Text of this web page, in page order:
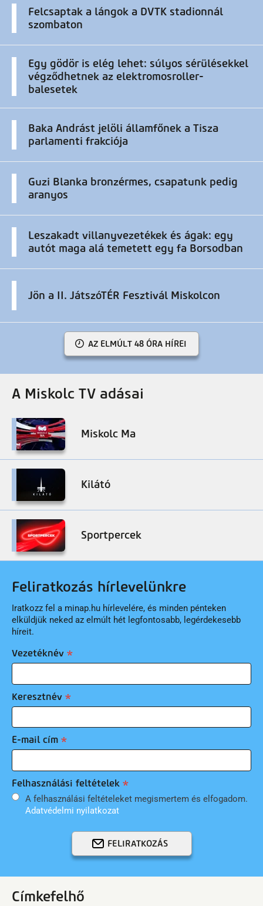
Felcsaptak a lángok a DVTK stadionnál
szombaton
Egy gödör is elég lehet: súlyos sérülésekkel
végződhetnek az elektromosroller-
balesetek
Baka Andrást jelöli államfőnek a Tisza
parlamenti frakciója
Guzi Blanka bronzérmes, csapatunk pedig
aranyos
Leszakadt villanyvezetékek és ágak: egy
autót maga alá temetett egy fa Borsodban
Jön a II. JátszóTÉR Fesztivál Miskolcon
AZ ELMÚLT 48 ÓRA HÍREI
A Miskolc TV adásai
Miskolc Ma
Kilátó
Sportpercek
Feliratkozás hírlevelünkre
Iratkozz fel a minap.hu hírlevelére, és minden pénteken
elküldjük neked az elmúlt hét legfontosabb, legérdekesebb
híreit.
Vezetéknév
Keresztnév
E-mail cím
Felhasználási feltételek
A felhasználási feltételeket megismertem és elfogadom.
Adatvédelmi nyilatkozat
FELIRATKOZÁS
Címkefelhő